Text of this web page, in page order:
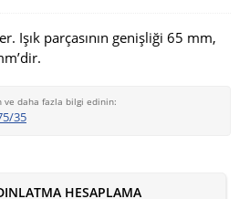
Işık parçasının genişliği 65 mm,
ve daha fazla bilgi edinin:
35
HESAPLAMA